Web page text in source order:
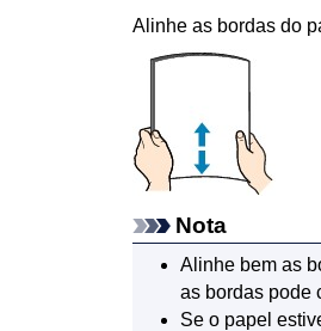
Alinhe as bordas do
Nota
Alinhe bem as
as bordas pode
Se o papel